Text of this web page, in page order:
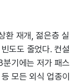
환 재개, 젊은층 실
도도 줄었다. 컨설
기에는 저가 패스
모든 외식 업종이